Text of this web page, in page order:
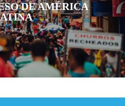
DE AMÉRICA